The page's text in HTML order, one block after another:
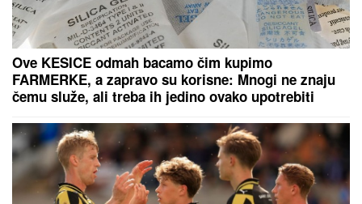
Ove KESICE odmah bacamo čim kupimo
FARMERKE, a zapravo su korisne: Mnogi ne znaju
čemu služe, ali treba ih jedino ovako upotrebiti